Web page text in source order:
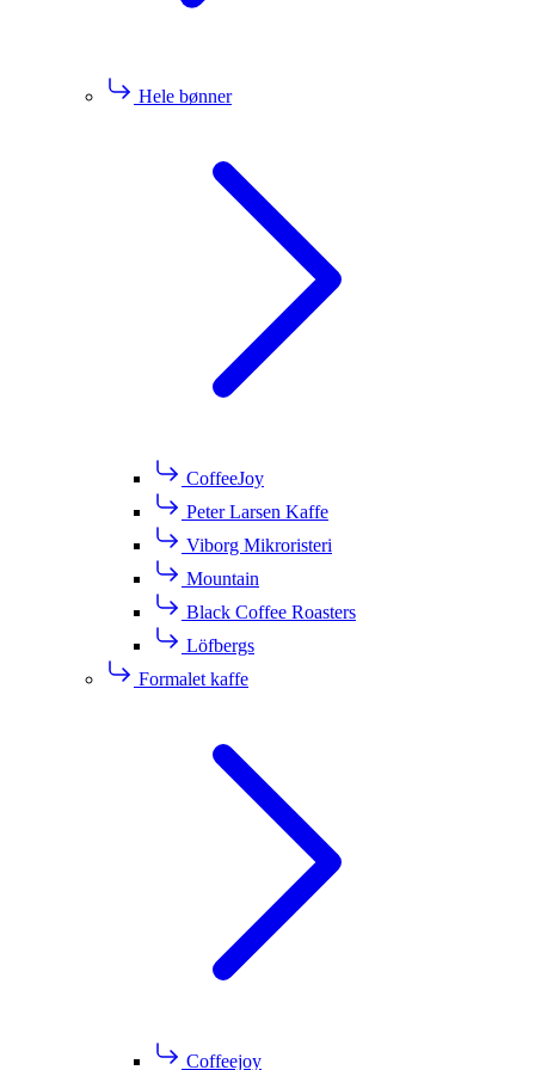
Hele bønner
CoffeeJoy
Peter Larsen Kaffe
Viborg Mikroristeri
Mountain
Black Coffee Roasters
Löfbergs
Formalet kaffe
Coffeejoy